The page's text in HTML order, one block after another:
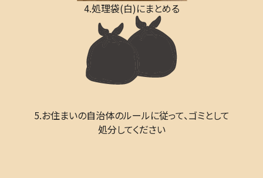
4.処理袋(白)にまとめる
5.お住まいの自治体のルールに従って、ゴミとして
処分してください